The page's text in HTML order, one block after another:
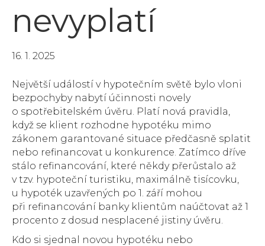
nevyplatí
16. 1. 2025
Největší událostí v hypotečním světě bylo vloni
bezpochyby nabytí účinnosti novely
o spotřebitelském úvěru. Platí nová pravidla,
když se klient rozhodne hypotéku mimo
zákonem garantované situace předčasně splatit
nebo refinancovat u konkurence. Zatímco dříve
stálo refinancování, které někdy přerůstalo až
v tzv. hypoteční turistiku, maximálně tisícovku,
u hypoték uzavřených po 1. září mohou
při refinancování banky klientům naúčtovat až 1
procento z dosud nesplacené jistiny úvěru.
Kdo si sjednal novou hypotéku nebo